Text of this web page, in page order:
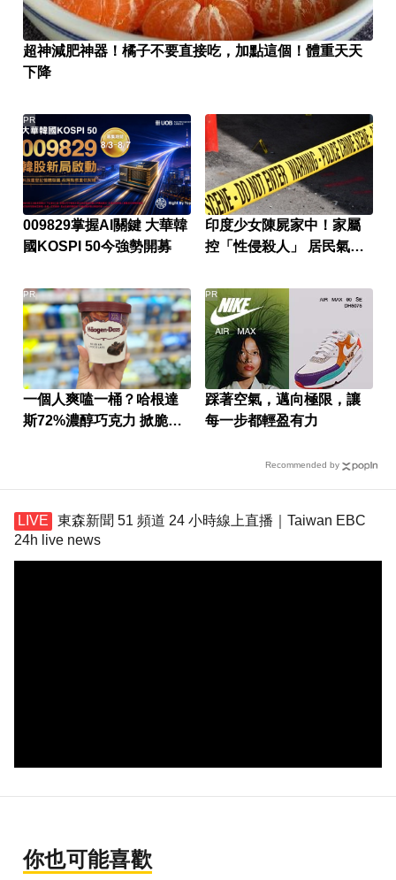
超神減肥神器！橘子不要直接吃，加點這個！體重天天
下降
009829掌握AI關鍵 大華韓
國KOSPI 50今強勢開募
PR
印度少女陳屍家中！家屬
控「性侵殺人」 居民氣炸
一個人爽嗑一桶？哈根達
斯72%濃醇巧克力 掀脆友
PR
踩著空氣，邁向極限，讓
每一步都輕盈有力
PR
Recommended by
東森新聞 51 頻道 24 小時線上直播｜Taiwan EBC
24h live news
你也可能喜歡